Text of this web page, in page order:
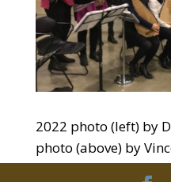
2022 photo (left) by
photo (above) by